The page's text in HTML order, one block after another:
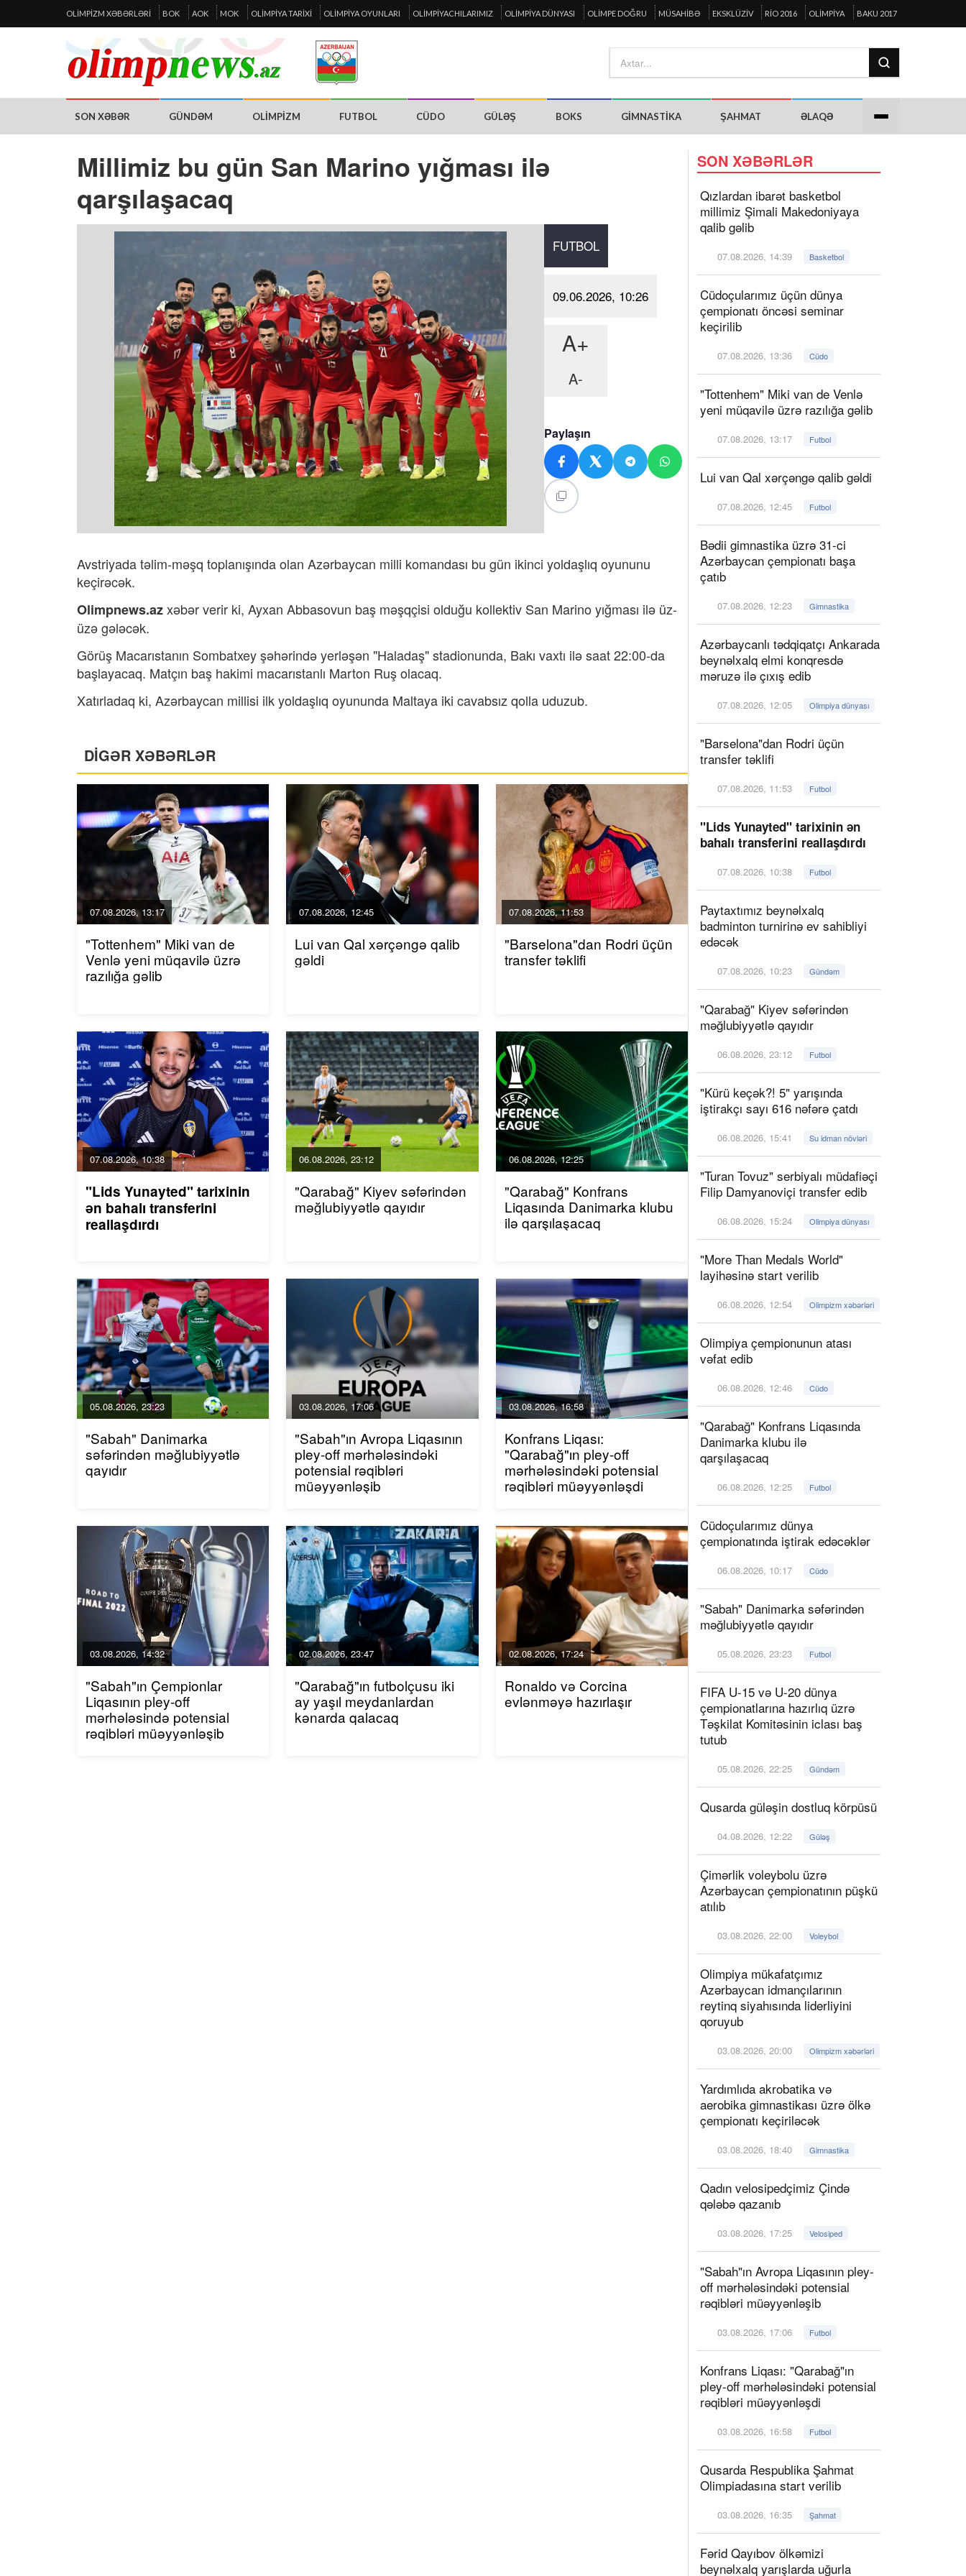
OLIMPIZM XƏBƏRLƏRI BOK AOK MOK OLIMPIYA TARIXI OLIMPIYA OYUNLARI OLIMPIYACHILARIMIZ OLIMPIYA DÜNYASI OLIMPE DOĞRU MÜSAHIBƏ EKSKLÜZIV RIO 2016 OLIMPIYA BAKU 2017
SON XƏBƏR GÜNDƏM OLIMPIZM FUTBOL CÜDO GÜLƏŞ BOKS GIMNASTIKA ŞAHMAT ƏLAQƏ
Millimiz bu gün San Marino yığması ilə
qarşılaşacaq
FUTBOL
09.06.2026, 10:26
A+
A-
Paylaşın
Avstriyada təlim-məşq toplanışında olan Azərbaycan milli komandası bu gün ikinci yoldaşlıq oyununu
keçirəcək.
Olimpnews.azxəbər verir ki, Ayxan Abbasovun baş məşqçisi olduğu kollektiv San Marino yığması ilə üz-
üzə gələcək.
Görüş Macarıstanın Sombatxey şəhərində yerləşən "Haladaş" stadionunda, Bakı vaxtı ilə saat 22:00-da
başlayacaq. Matçın baş hakimi macarıstanlı Marton Ruş olacaq.
Xatırladaq ki, Azərbaycan millisi ilk yoldaşlıq oyununda Maltaya iki cavabsız qolla uduzub.
DİGƏR XƏBƏRLƏR
07.08.2026, 13:17
"Tottenhem" Miki van de
Venlə yeni müqavilə üzrə
razılığa gəlib
07.08.2026, 12:45
Lui van Qal xərçəngə qalib
gəldi
07.08.2026, 11:53
"Barselona"dan Rodri üçün
transfer təklifi
07.08.2026, 10:38
"Lids Yunayted" tarixinin
ən bahalı transferini
reallaşdırdı
06.08.2026, 23:12
"Qarabağ" Kiyev səfərindən
məğlubiyyətlə qayıdır
06.08.2026, 12:25
"Qarabağ" Konfrans
Liqasında Danimarka klubu
ilə qarşılaşacaq
05.08.2026, 23:23
"Sabah" Danimarka
səfərindən məğlubiyyətlə
qayıdır
03.08.2026, 17:06
"Sabah"ın Avropa Liqasının
pley-off mərhələsindəki
potensial rəqibləri
müəyyənləşib
03.08.2026, 16:58
Konfrans Liqası:
"Qarabağ"ın pley-off
mərhələsindəki potensial
rəqibləri müəyyənləşdi
03.08.2026, 14:32
"Sabah"ın Çempionlar
Liqasının pley-off
mərhələsində potensial
rəqibləri müəyyənləşib
02.08.2026, 23:47
"Qarabağ"ın futbolçusu iki
ay yaşıl meydanlardan
kənarda qalacaq
02.08.2026, 17:24
Ronaldo və Corcina
evlənməyə hazırlaşır
SON XƏBƏRLƏR
Qızlardan ibarət basketbol
millimiz Şimali Makedoniyaya
qalib gəlib
07.08.2026, 14:39 Basketbol
Cüdoçularımız üçün dünya
çempionatı öncəsi seminar
keçirilib
07.08.2026, 13:36 Cüdo
"Tottenhem" Miki van de Venlə
yeni müqavilə üzrə razılığa gəlib
07.08.2026, 13:17 Futbol
Lui van Qal xərçəngə qalib gəldi
07.08.2026, 12:45 Futbol
Bədii gimnastika üzrə 31-ci
Azərbaycan çempionatı başa
çatıb
07.08.2026, 12:23 Gimnastika
Azərbaycanlı tədqiqatçı Ankarada
beynəlxalq elmi konqresdə
məruzə ilə çıxış edib
07.08.2026, 12:05 Olimpiya dünyası
"Barselona"dan Rodri üçün
transfer təklifi
07.08.2026, 11:53 Futbol
"Lids Yunayted" tarixinin ən
bahalı transferini reallaşdırdı
07.08.2026, 10:38 Futbol
Paytaxtımız beynəlxalq
badminton turnirinə ev sahibliyi
edəcək
07.08.2026, 10:23 Gündəm
"Qarabağ" Kiyev səfərindən
məğlubiyyətlə qayıdır
06.08.2026, 23:12 Futbol
"Kürü keçək?! 5" yarışında
iştirakçı sayı 616 nəfərə çatdı
06.08.2026, 15:41 Su idman növləri
"Turan Tovuz" serbiyalı müdafiəçi
Filip Damyanoviçi transfer edib
06.08.2026, 15:24 Olimpiya dünyası
"More Than Medals World"
layihəsinə start verilib
06.08.2026, 12:54 Olimpizm xəbərləri
Olimpiya çempionunun atası
vəfat edib
06.08.2026, 12:46 Cüdo
"Qarabağ" Konfrans Liqasında
Danimarka klubu ilə
qarşılaşacaq
06.08.2026, 12:25 Futbol
Cüdoçularımız dünya
çempionatında iştirak edəcəklər
06.08.2026, 10:17 Cüdo
"Sabah" Danimarka səfərindən
məğlubiyyətlə qayıdır
05.08.2026, 23:23 Futbol
FIFA U-15 və U-20 dünya
çempionatlarına hazırlıq üzrə
Təşkilat Komitəsinin iclası baş
tutub
05.08.2026, 22:25 Gündəm
Qusarda güləşin dostluq körpüsü
04.08.2026, 12:22 Güləş
Çimərlik voleybolu üzrə
Azərbaycan çempionatının püşkü
atılıb
03.08.2026, 22:00 Voleybol
Olimpiya mükafatçımız
Azərbaycan idmançılarının
reytinq siyahısında liderliyini
qoruyub
03.08.2026, 20:00 Olimpizm xəbərləri
Yardımlıda akrobatika və
aerobika gimnastikası üzrə ölkə
çempionatı keçiriləcək
03.08.2026, 18:40 Gimnastika
Qadın velosipedçimiz Çində
qələbə qazanıb
03.08.2026, 17:25 Velosiped
"Sabah"ın Avropa Liqasının pley-
off mərhələsindəki potensial
rəqibləri müəyyənləşib
03.08.2026, 17:06 Futbol
Konfrans Liqası: "Qarabağ"ın
pley-off mərhələsindəki potensial
rəqibləri müəyyənləşdi
03.08.2026, 16:58 Futbol
Qusarda Respublika Şahmat
Olimpiadasına start verilib
03.08.2026, 16:35 Şahmat
Fərid Qayıbov ölkəmizi
beynəlxalq yarışlarda uğurla